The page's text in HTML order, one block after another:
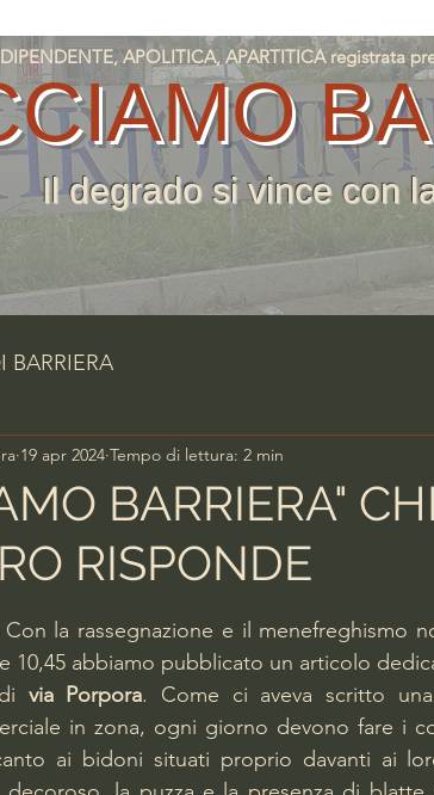
Il degrado si vince con
APOLITICA, APARTITICA registrata
BARRIERA
BARRIERA"
RISPONDE
19 apr 2024 Tempo di lettura: 2 min
stelle su 5.
Con la rassegnazione e il menefreghismo
10,45 abbiamo pubblicato un articolo
via Porpora. Come ci aveva scritto
in zona, ogni giorno devono fare i
ai bidoni situati proprio davanti ai